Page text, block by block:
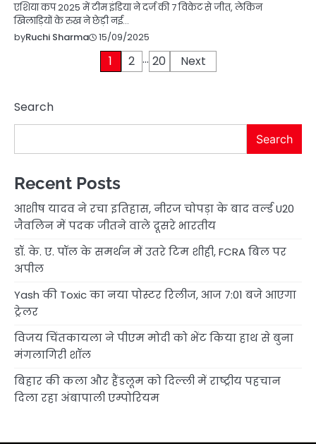
एशिया कप 2025 में टीम इंडिया ने दर्ज की 7 विकेट से जीत, लेकिन
खिलाड़ियों के रुख ने छेड़ी नई…
byRuchi Sharma 15/09/2025
1 2 … 20 Next
Search
Search
Recent Posts
आशीष यादव ने रचा इतिहास, नीरज चोपड़ा के बाद वर्ल्ड U20
जैवलिन में पदक जीतने वाले दूसरे भारतीय
डॉ. के. ए. पॉल के समर्थन में उतरे टिम शीही, FCRA बिल पर
अपील
Yash की Toxic का नया पोस्टर रिलीज, आज 7:01 बजे आएगा
ट्रेलर
विजय चिंतकायला ने पीएम मोदी को भेंट किया हाथ से बुना
मंगलागिरी शॉल
बिहार की कला और हैंडलूम को दिल्ली में राष्ट्रीय पहचान
दिला रहा अंबापाली एम्पोरियम